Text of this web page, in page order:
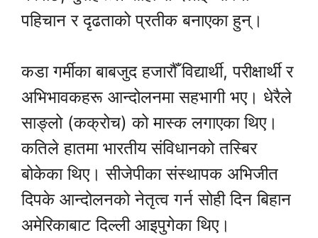
पहिचान र दृढताको प्रतीक बनाएका हुन्।
कडा गर्मीका बाबजुद हजारौँ विद्यार्थी, परीक्षार्थी र
अभिभावकहरू आन्दोलनमा सहभागी भए। धेरैले
साङ्लो (कक्रोच) को मास्क लगाएका थिए।
कतिले हातमा भारतीय संविधानको तस्बिर
बोकेका थिए। सीजेपीका संस्थापक अभिजीत
दिपके आन्दोलनको नेतृत्व गर्न सोही दिन बिहान
अमेरिकाबाट दिल्ली आइपुगेका थिए।